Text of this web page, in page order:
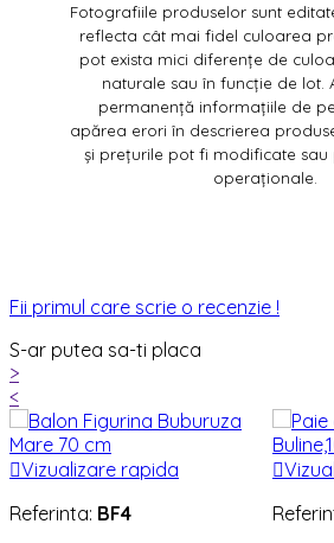
Fotografiile produselor sunt
reflecta cât mai fidel culoarea
pot exista mici diferențe de
naturale sau în funcție de lot.
permanență informațiile de
apărea erori în descrierea
și prețurile pot fi modificate sau
operaționale.
Fii primul care scrie o recenzie !
S-ar putea sa-ti placa
>
<
Vizualizare rapida
Referinta: BF4
